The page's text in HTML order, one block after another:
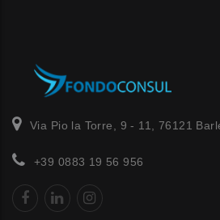
Via Pio la Torre, 9 - 11, 76121
+39 0883 19 56 956